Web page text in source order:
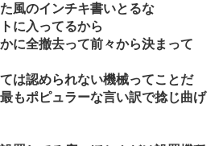
風のインチキ書いとるな
に入ってるから
に全撤去って前々から決まって
は認められない機械ってことだ
もポピュラーな言い訳で捻じ曲げ